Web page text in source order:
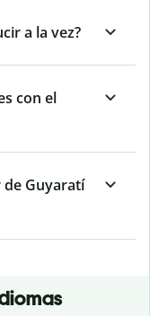
a la vez?
con el
de Guyaratí